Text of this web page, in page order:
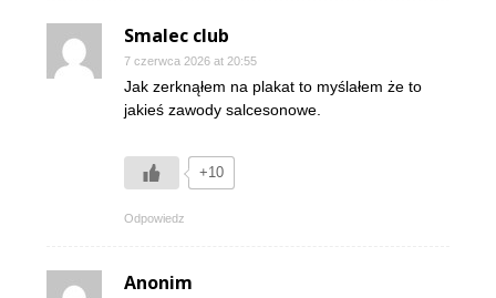
Smalec club
7 czerwca 2026 at 20:55
Jak zerknąłem na plakat to myślałem że to
jakieś zawody salcesonowe.
+10
Odpowiedz
Anonim